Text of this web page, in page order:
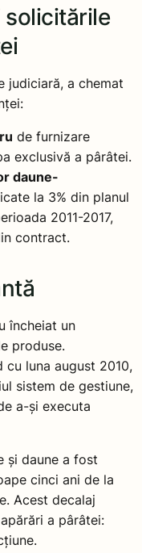
judiciară, a chemat
de furnizare
exclusivă a pârâtei.
daune-
la 3% din planul
2011-2017,
contract.
încheiat un
produse.
cu luna august 2010,
sistem de gestiune,
a-și executa
și daune a fost
cinci ani de la
Acest decalaj
a pârâtei: